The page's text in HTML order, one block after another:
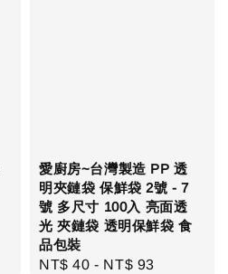
愛廚房~台灣製造 PP 透
明夾鏈袋 保鮮袋 2號 - 7
號 多尺寸 100入 亮面透
光 夾鏈袋 透明保鮮袋 食
品包裝
Regular
NT$ 40 - NT$ 93